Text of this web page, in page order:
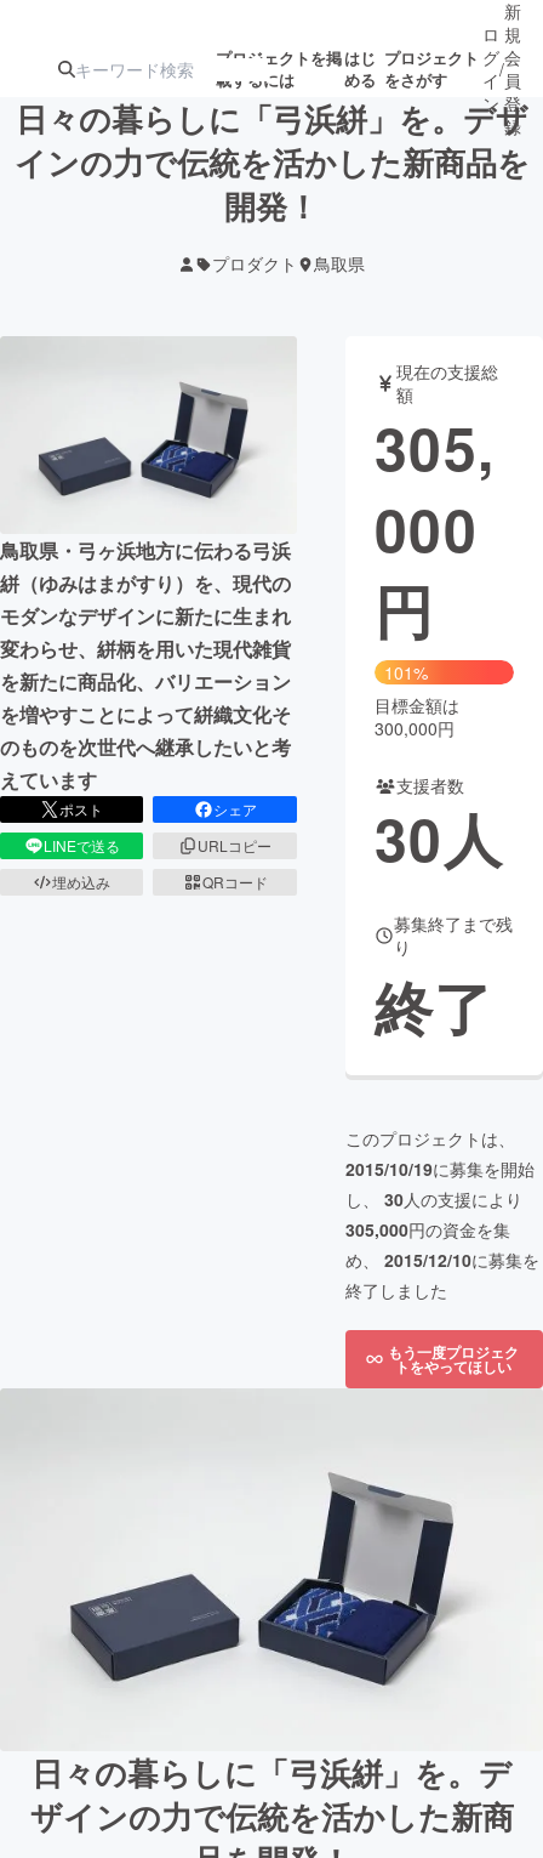
プロジェクトを掲
載するには
はじ
める
プロジェクト
をさがす
注目の新着プロ 募集終了が近いプ
テクノロジー・ガジェット
映像・映画 書籍・雑誌
チャレンジ
まちづくり・地域活性化
CAMPFIRE for Social Good
CAMPFIRE Creation
CAMPFIREふるさと納税
コミュニティ
ロ
グ
イ
ン
/
新
規
会
員
登
録
日々の暮らしに「弓浜絣」を。デザ
インの力で伝統を活かした新商品を
開発！
プロダクト 鳥取県
鳥取県・弓ヶ浜地方に伝わる弓浜
絣（ゆみはまがすり）を、現代の
モダンなデザインに新たに生まれ
変わらせ、絣柄を用いた現代雑貨
を新たに商品化、バリエーション
を増やすことによって絣織文化そ
のものを次世代へ継承したいと考
えています
ポスト
シェア
LINEで送る
URLコピー
埋め込み
QRコード
現在の支援総
額
305,
000
円
101%
目標金額は
300,000円
支援者数
30人
募集終了まで残
り
終了
このプロジェクトは、
2015/10/19に募集を開始
し、 30人の支援により
305,000円の資金を集
め、 2015/12/10に募集を
終了しました
もう一度プロジェク
トをやってほしい
日々の暮らしに「弓浜絣」を。デ
ザインの力で伝統を活かした新商